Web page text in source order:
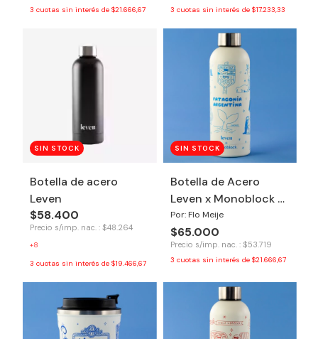
3 cuotas sin interés de $21.666,67 3 cuotas sin interés de $17.233,33
SIN STOCK
Botella de acero
Leven
$58.400
Precio s/imp. nac. : $48.264
+8
3 cuotas sin interés de $19.466,67
SIN STOCK
Botella de Acero
Leven x Monoblock -
Patagonia
Por: Flo Meije
$65.000
Precio s/imp. nac. : $53.719
3 cuotas sin interés de $21.666,67